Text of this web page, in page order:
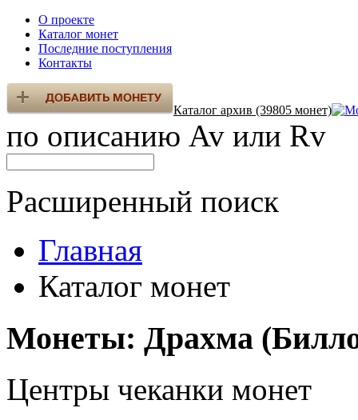
О проекте
Каталог монет
Последние поступления
Контакты
Каталог архив (39805 монет)
по описанию Av или Rv
Расширенный поиск
Главная
Каталог монет
Монеты: Драхма
Центры чеканки монет